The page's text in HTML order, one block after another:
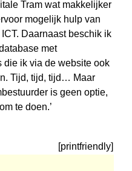
Tram wat makkelijker
mogelijk hulp van
Daarnaast beschik ik
met
die ik via de website ook
Tijd, tijd, tijd… Maar
is geen optie,
te doen.’
[printfriendly]